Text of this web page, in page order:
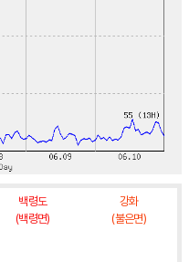
백령도
(백령면)
강화
(불은면)